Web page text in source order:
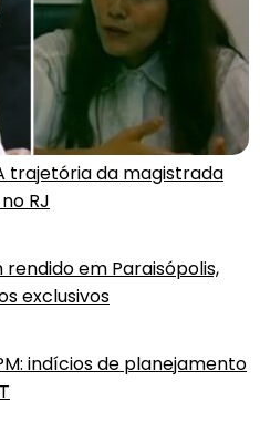
trajetória da magistrada
RJ
em Paraisópolis,
exclusivos
indícios de planejamento